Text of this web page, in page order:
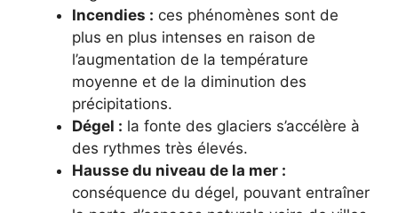
Incendies : ces phénomènes sont de
plus en plus intenses en raison de
l’augmentation de la température
moyenne et de la diminution des
précipitations.
Dégel : la fonte des glaciers s’accélère à
des rythmes très élevés.
Hausse du niveau de la mer :
conséquence du dégel, pouvant entraîner